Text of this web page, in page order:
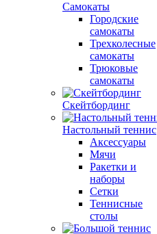
Самокаты
Городские
самокаты
Трехколесные
самокаты
Трюковые
самокаты
Скейтбординг
Настольный теннис
Аксессуары
Мячи
Ракетки и
наборы
Сетки
Теннисные
столы